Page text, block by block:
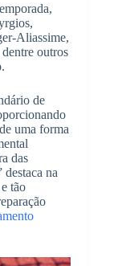
Aliassime,
outros
de
uma forma
das
na
tão